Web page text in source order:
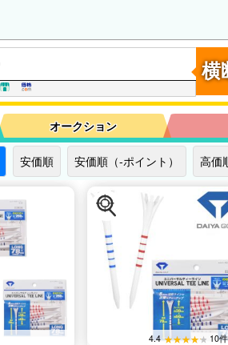
横
オークション
安価順 安価順（-ポイント） 高価
4.4 10件